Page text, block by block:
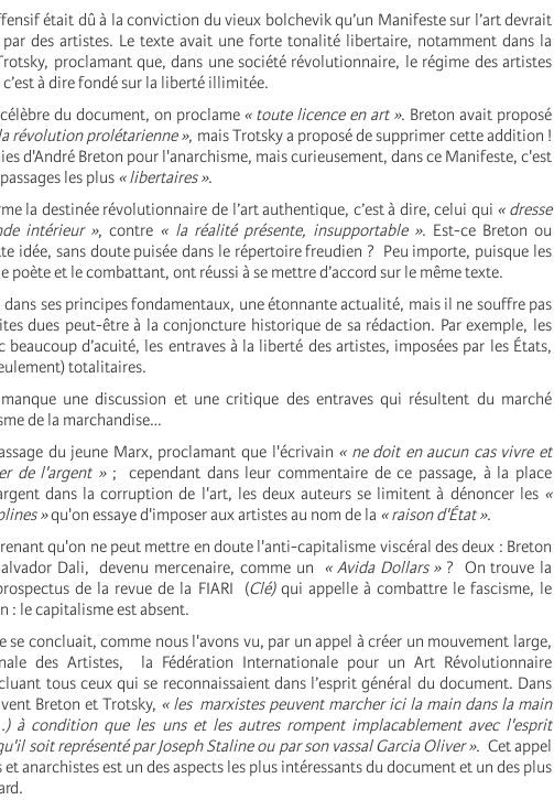
était dû à la conviction du vieux bolchevik qu’un Manifeste sur l’art devrait
des artistes. Le texte avait une forte tonalité libertaire, notamment dans la
proclamant que, dans une société révolutionnaire, le régime des artistes
à dire fondé sur la liberté illimitée.
du document, on proclame « toute licence en art ». Breton avait proposé
révolution prolétarienne », mais Trotsky a proposé de supprimer cette addition !
d'André Breton pour l'anarchisme, mais curieusement, dans ce Manifeste, c'est
les plus « libertaires ».
destinée révolutionnaire de l’art authentique, c’est à dire, celui qui « dresse
intérieur », contre « la réalité présente, insupportable ». Est-ce Breton ou
idée, sans doute puisée dans le répertoire freudien ? Peu importe, puisque les
poète et le combattant, ont réussi à se mettre d’accord sur le même texte.
ses principes fondamentaux, une étonnante actualité, mais il ne souffre pas
dues peut-être à la conjoncture historique de sa rédaction. Par exemple, les
beaucoup d’acuité, les entraves à la liberté des artistes, imposées par les États,
totalitaires.
une discussion et une critique des entraves qui résultent du marché
de la marchandise…
du jeune Marx, proclamant que l'écrivain « ne doit en aucun cas vivre et
de l'argent »; cependant dans leur commentaire de ce passage, à la place
dans la corruption de l'art, les deux auteurs se limitent à dénoncer les «
»qu'on essaye d'imposer aux artistes au nom de la « raison d'État ».
qu'on ne peut mettre en doute l'anti-capitalisme viscéral des deux : Breton
Dali, devenu mercenaire, comme un « Avida Dollars »? On trouve la
de la revue de la FIARI (Clé) qui appelle à combattre le fascisme, le
: le capitalisme est absent.
comme nous l'avons vu, par un appel à créer un mouvement large,
des Artistes, la Fédération Internationale pour un Art Révolutionnaire
tous ceux qui se reconnaissaient dans l’esprit général du document. Dans
Breton et Trotsky, « les marxistes peuvent marcher ici la main dans la main
à condition que les uns et les autres rompent implacablement avec l'esprit
soit représenté par Joseph Staline ou par son vassal Garcia Oliver ». Cet appel
et anarchistes est un des aspects les plus intéressants du document et un des plus